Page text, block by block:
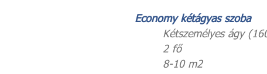
Economy kétágyas szoba
Kétszemélyes ágy
2 fő
8-10 m2